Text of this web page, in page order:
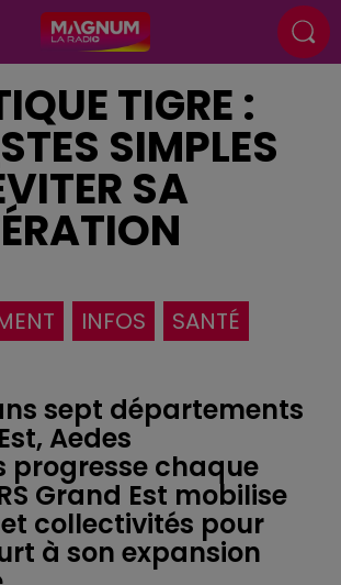
TIGRE :
SIMPLES
SA
INFOS SANTÉ
sept départements
Aedes
progresse chaque
Grand Est mobilise
collectivités pour
à son expansion